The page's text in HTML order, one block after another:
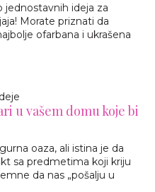
jednostavnih ideja za
Morate priznati da
ofarbana i ukrašena
u vašem domu koje bi
oaza, ali istina je da
sa predmetima koji kriju
da nas „pošalju u